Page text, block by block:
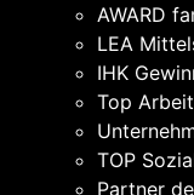
AWARD
LEA
IHK
Top
TOP
Partner